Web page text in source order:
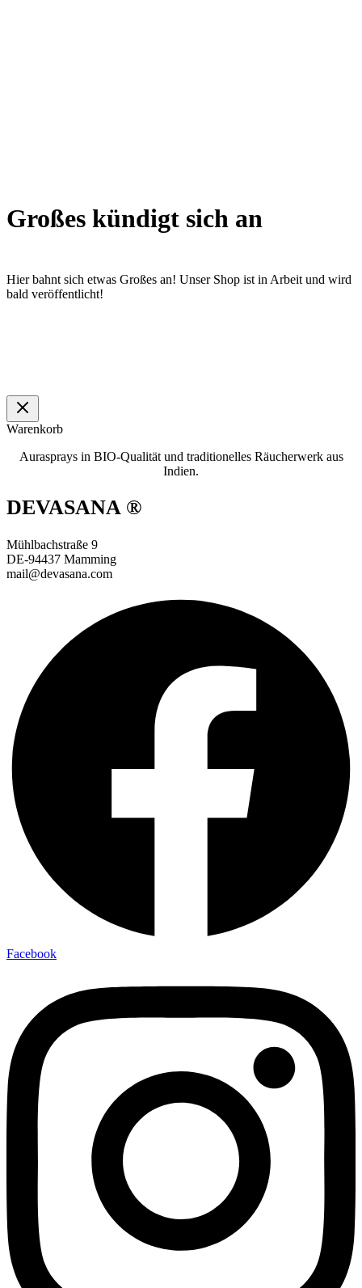
Großes kündigt sich an
Hier bahnt sich etwas Großes an! Unser Shop ist in Arbeit und wird
bald veröffentlicht!
Warenkorb
Aurasprays in BIO-Qualität und traditionelles Räucherwerk aus
Indien.
DEVASANA ®
Mühlbachstraße 9
DE-94437 Mamming
mail@devasana.com
Facebook